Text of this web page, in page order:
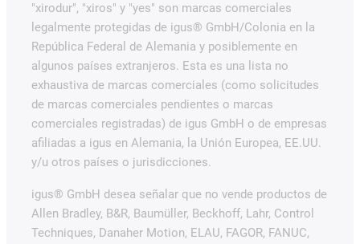
"xirodur", "xiros" y "yes" son marcas comerciales
legalmente protegidas de igus® GmbH/Colonia en la
República Federal de Alemania y posiblemente en
algunos países extranjeros. Esta es una lista no
exhaustiva de marcas comerciales (como solicitudes
de marcas comerciales pendientes o marcas
comerciales registradas) de igus GmbH o de empresas
afiliadas a igus en Alemania, la Unión Europea, EE.UU.
y/u otros países o jurisdicciones.
igus® GmbH desea señalar que no vende productos de
Allen Bradley, B&R, Baumüller, Beckhoff, Lahr, Control
Techniques, Danaher Motion, ELAU, FAGOR, FANUC,